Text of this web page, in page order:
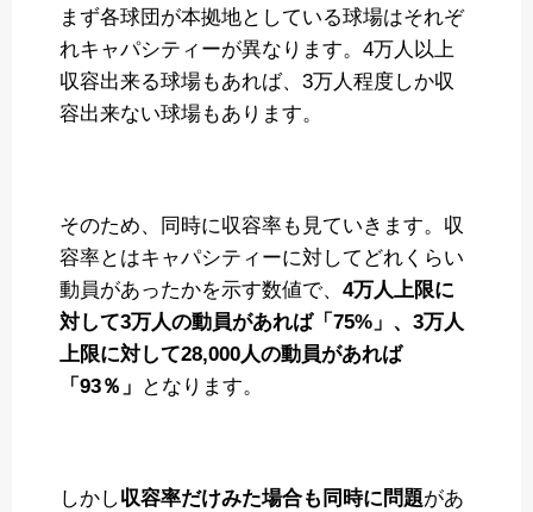
まず各球団が本拠地としている球場はそれぞ
れキャパシティーが異なります。4万人以上
収容出来る球場もあれば、3万人程度しか収
容出来ない球場もあります。
そのため、同時に収容率も見ていきます。収
容率とはキャパシティーに対してどれくらい
動員があったかを示す数値で、 4万人上限に
対して3万人の動員があれば「75%」、3万人
上限に対して28,000人の動員があれば
「93％」
となります。
しかし収容率だけみた場合も同時に問題があ